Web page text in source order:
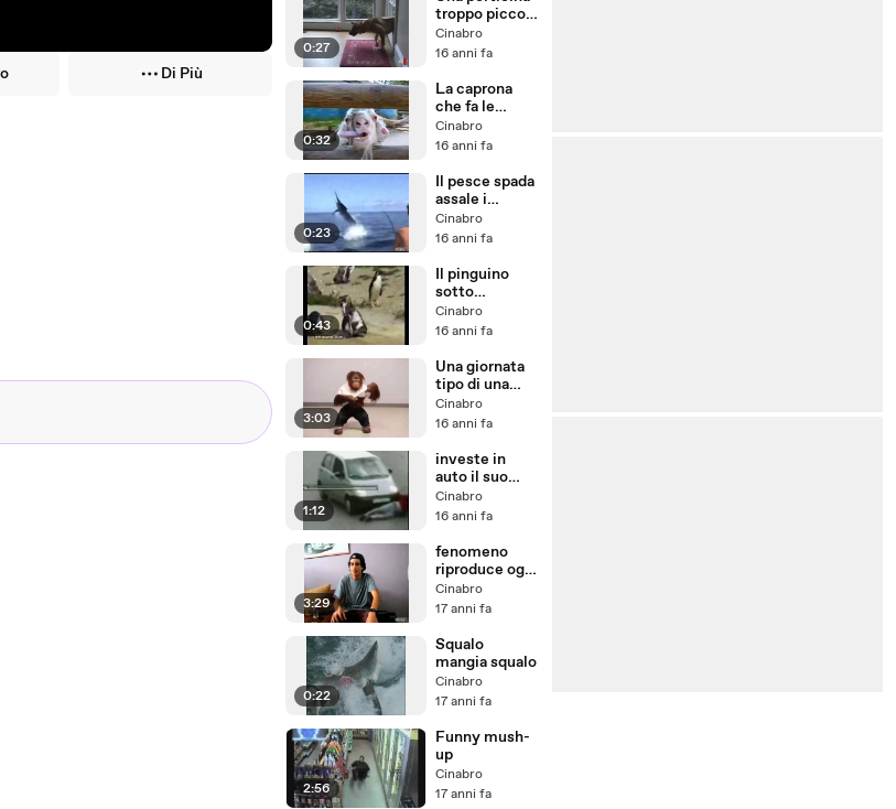
Di Più
0:27
troppo piccola
per il cane
Cinabro
16 anni fa
0:32
La caprona
che fa le
linguacce
Cinabro
16 anni fa
0:23
Il pesce spada
assale i
pescatori
Cinabro
16 anni fa
0:43
Il pinguino
sotto
anfetamine
Cinabro
16 anni fa
3:03
Una giornata
tipo di una
scimmia di
Hollywood
Cinabro
16 anni fa
1:12
investe in
auto il suo
aggressore
Cinabro
16 anni fa
3:29
fenomeno
riproduce ogni
tipo di motore
con la bocca
Cinabro
17 anni fa
0:22
Squalo
mangia squalo
Cinabro
17 anni fa
2:56
Funny mush-
up
Cinabro
17 anni fa